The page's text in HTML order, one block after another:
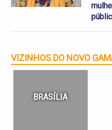
VIZINHOS DO NOVO
BRASÍLIA